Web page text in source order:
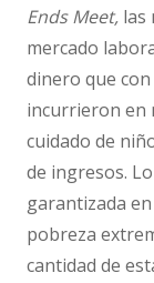
Ends Meet, las
mercado
dinero que
incurrieron en
cuidado de
de ingresos.
garantizada
pobreza
cantidad de